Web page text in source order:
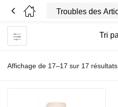
Affichage de 17–17 sur 17 résultats